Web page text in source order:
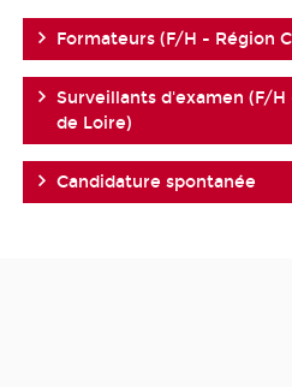
Formateurs (F/H - Région
Surveillants d'examen (F/
de Loire)
Candidature spontanée